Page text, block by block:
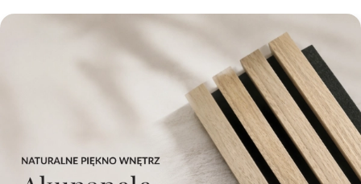
Załóż konto
Wybierz coś dla siebie z naszej aktualnej oferty lub
zaloguj się, aby przywrócić dodane produkty do listy
z poprzedniej sesji.